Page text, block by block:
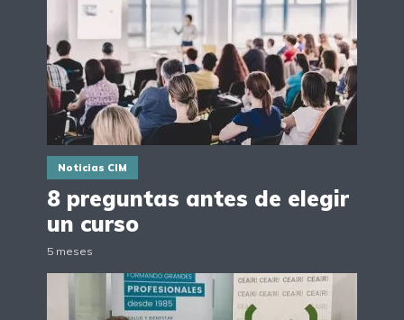
Noticias CIM
8 preguntas antes de elegir
un curso
5 meses